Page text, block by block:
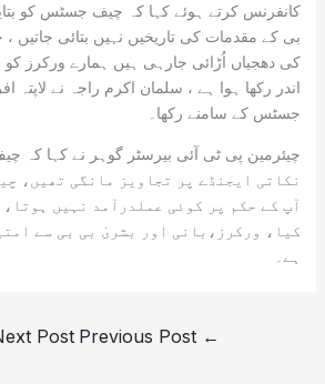
کانفرنس کرتے ہوئے کہا کہ چیف جسٹس کو
بی کے مقدمات کی تاریخیں نہیں بتائی جاتیں ،
کی دھجیاں اُڑائی جارہی ہیں ہمارے ورکرز
اندر رکھا ہوا ہے ، سلمان اکرم راجہ نے لاپتہ
جسٹس کے سامنے رکھا۔
نکاتی ایجنڈے پر تجاویز مانگی تھیں،
آپ کے حکم پر کوئی عملدرآمد نہیں ہوتا،
کیا، ورکرز،بانی اور بشریٰ بی بی سے
ہے۔
←
Post